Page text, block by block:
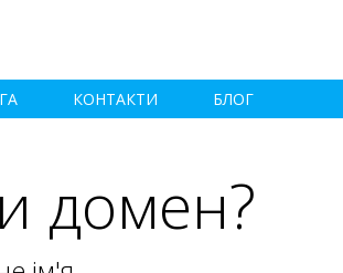
КОНТАКТИ БЛОГ
домен?